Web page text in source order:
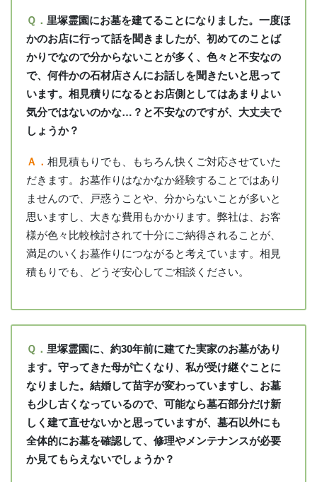
Ｑ． 里塚霊園にお墓を建てることになりました。一度ほ
かのお店に行って話を聞きましたが、初めてのことば
かりでなので分からないことが多く、色々と不安なの
で、何件かの石材店さんにお話しを聞きたいと思って
います。相見積りになるとお店側としてはあまりよい
気分ではないのかな…？と不安なのですが、大丈夫で
しょうか？
Ａ． 相見積もりでも、もちろん快くご対応させていた
だきます。お墓作りはなかなか経験することではあり
ませんので、戸惑うことや、分からないことが多いと
思いますし、大きな費用もかかります。弊社は、お客
様が色々比較検討されて十分にご納得されることが、
満足のいくお墓作りにつながると考えています。相見
積もりでも、どうぞ安心してご相談ください。
Ｑ． 里塚霊園に、約30年前に建てた実家のお墓があり
ます。守ってきた母が亡くなり、私が受け継ぐことに
なりました。結婚して苗字が変わっていますし、お墓
も少し古くなっているので、可能なら墓石部分だけ新
しく建て直せないかと思っていますが、墓石以外にも
全体的にお墓を確認して、修理やメンテナンスが必要
か見てもらえないでしょうか？